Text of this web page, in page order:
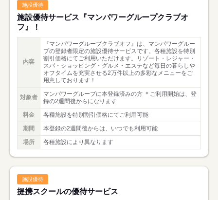
施設優待
施設優待サービス『マンパワーグループクラブオ
フ』！
内容
『マンパワーグループクラブオフ』は、マンパワーグルー
プの登録者限定の施設優待サービスです。各種施設を特別
割引価格にてご利用いただけます。リゾート・レジャー・
スパ・ショッピング・グルメ・エステなど毎日の暮らしや
オフタイムを充実させる2万件以上の多彩なメニューをご
用意しております！
対象者
マンパワーグループに本登録済みの方 ＊ご利用開始は、登
録の2週間後からになります
料金
各種施設を特別割引価格にてご利用可能
期間
本登録の2週間後からは、いつでも利用可能
場所
各種施設により異なります
施設優待
提携スクールの優待サービス